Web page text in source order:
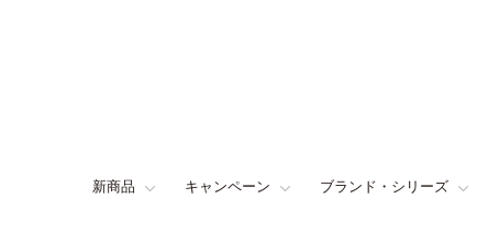
新商品 キャンペーン ブランド・シリーズ